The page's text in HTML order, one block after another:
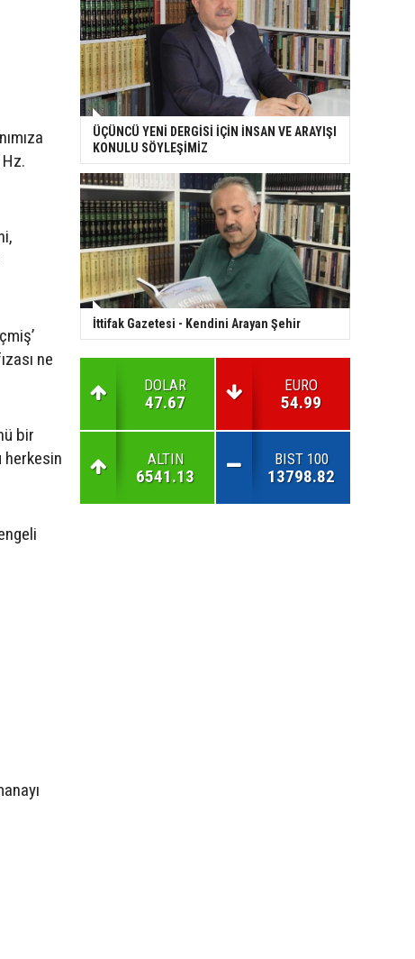
ne
bir
herkesin
ÜÇÜNCÜ YENİ DERGİSİ İÇİN İNSAN VE ARAYIŞI
KONULU SÖYLEŞİMİZ
İttifak Gazetesi - Kendini Arayan Şehir
DOLAR
47.67
EURO
54.99
ALTIN
6541.13
BIST 100
13798.82